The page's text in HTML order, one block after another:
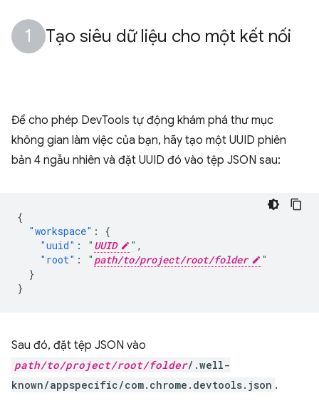
Tạo siêu dữ liệu cho một kết nối
Để cho phép DevTools tự động khám phá thư mục
không gian làm việc của bạn, hãy tạo một UUID phiên
bản 4 ngẫu nhiên và đặt UUID đó vào tệp JSON sau:
{
"workspace" :
{
"uuid" : " UUID " ,
"root" : " path/to/project/root/folder
"
}
}
Sau đó, đặt tệp JSON vào
path/to/project/root/folder/.well-
known/appspecific/com.chrome.devtools.json .